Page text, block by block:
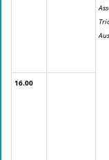
16.00